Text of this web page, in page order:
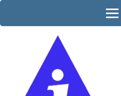
Aller
contenu